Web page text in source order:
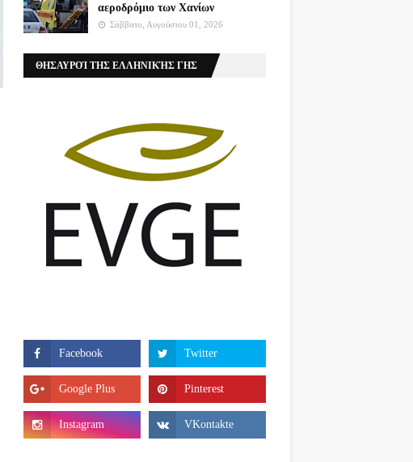
αεροδρόμιο των Χανίων
Σάββατο, Αυγούστου 01, 2026
ΘΗΣΑΥΡΟΊ ΤΗΣ ΕΛΛΗΝΙΚΉΣ ΓΗΣ